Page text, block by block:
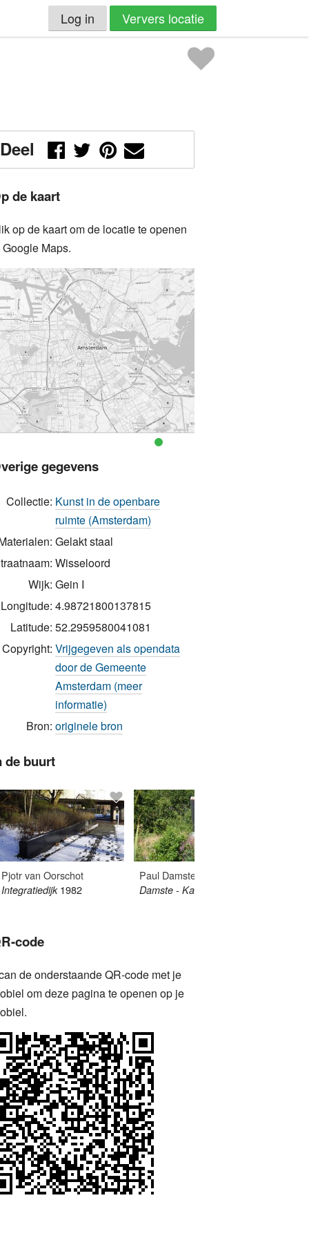
Log in Ververs locatie
Deel
de kaart
op de kaart om de locatie te openen
Maps.
gegevens
Collectie: Kunst in de openbare
ruimte (Amsterdam)
Gelakt staal
Wisseloord
Wijk: Gein I
Longitude: 4.98721800137815
Latitude: 52.2959580041081
Copyright: Vrijgegeven als opendata
door de Gemeente
Amsterdam (meer
informatie)
Bron: originele bron
de buurt
Pjotr van Oorschot
Integratiedijk 1982
Paul Damste
Damste - Kasteel
code
de onderstaande QR-code met je
om deze pagina te openen op je